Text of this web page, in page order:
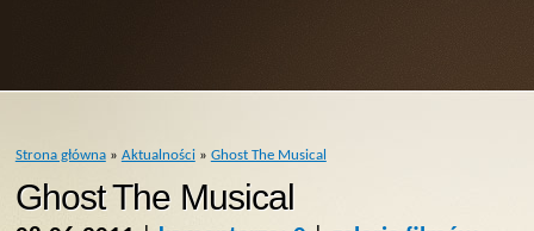
Strona główna» Aktualności» Ghost The Musical
Ghost The Musical